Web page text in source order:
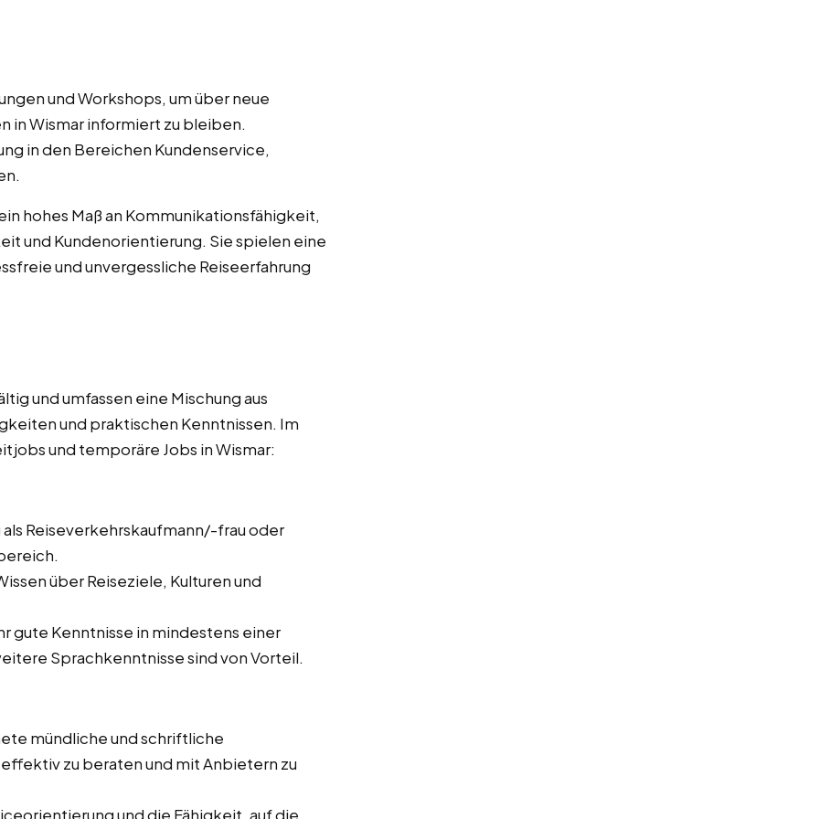
und Workshops, um über neue
in Wismar informiert zu bleiben.
in den Bereichen Kundenservice,
hohes Maß an Kommunikationsfähigkeit,
und Kundenorientierung. Sie spielen eine
und unvergessliche Reiseerfahrung
und umfassen eine Mischung aus
und praktischen Kenntnissen. Im
und temporäre Jobs in Wismar:
Reiseverkehrskaufmann/-frau oder
über Reiseziele, Kulturen und
gute Kenntnisse in mindestens einer
Sprachkenntnisse sind von Vorteil.
mündliche und schriftliche
zu beraten und mit Anbietern zu
und die Fähigkeit, auf die